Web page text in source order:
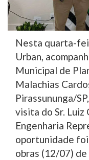
Nesta quarta-
Urban,
Municipal de
Malachias
Pirassununga/
visita do Sr. Luiz
Engenharia
oportunidade foi
obras (12/07)